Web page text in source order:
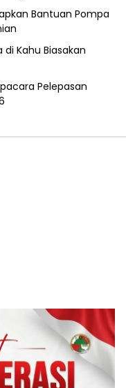
Bantuan Pompa
di Kahu Biasakan
Pelepasan